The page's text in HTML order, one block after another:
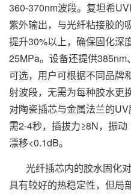
360-370nm波段。复坦希
紫外输出，与光纤粘接胶的
提升30%以上，确保固化深
25MPa。设备还提供
可选，用户可根据不同品牌
射波段，无需为每种胶水更
对陶瓷插芯与金属法兰的
需2-4秒，插拔力≥8N，振
漂移<0.1dB。
光纤插芯内的胶水固化
具有较好的热稳定性，但局